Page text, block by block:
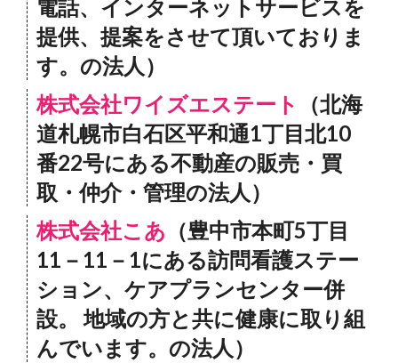
電話、インターネットサービスを
提供、提案をさせて頂いておりま
す。の法人）
株式会社ワイズエステート
（北海
道札幌市白石区平和通1丁目北10
番22号にある不動産の販売・買
取・仲介・管理の法人）
株式会社こあ （豊中市本町5丁目
11－11－1にある訪問看護ステー
ション、ケアプランセンター併
設。 地域の方と共に健康に取り組
んでいます。の法人）